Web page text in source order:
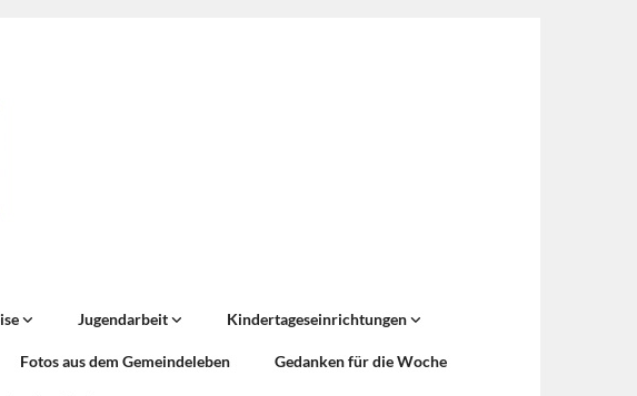
Jugendarbeit Kindertageseinrichtungen
Fotos aus dem Gemeindeleben Gedanken für die Woche